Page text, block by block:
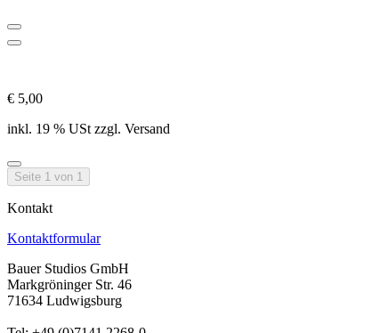
€ 5,00
inkl. 19 % USt zzgl. Versand
Seite 1 von 1
Kontakt
Kontaktformular
Bauer Studios GmbH
Markgröninger Str. 46
71634 Ludwigsburg